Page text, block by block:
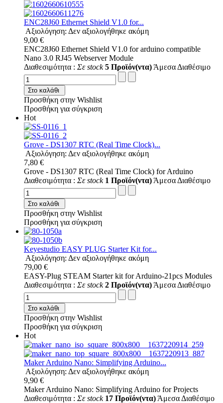
ENC28J60 Ethernet Shield V1.0 for...
Αξιολόγηση: Δεν αξιολογήθηκε ακόμη
9,00 €
ENC28J60 Ethernet Shield V1.0 for arduino compatible
Nano 3.0 RJ45 Webserver Module
Διαθεσιμότητα : Σε stock 5 Προϊόν(ντα) Άμεσα Διαθέσιμο
Στο καλάθι
Προσθήκη στην Wishlist
Προσθήκη για σύγκριση
Hot
Grove - DS1307 RTC (Real Time Clock)...
Αξιολόγηση: Δεν αξιολογήθηκε ακόμη
7,80 €
Grove - DS1307 RTC (Real Time Clock) for Arduino
Διαθεσιμότητα : Σε stock 1 Προϊόν(ντα) Άμεσα Διαθέσιμο
Στο καλάθι
Προσθήκη στην Wishlist
Προσθήκη για σύγκριση
Keyestudio EASY PLUG Starter Kit for...
Αξιολόγηση: Δεν αξιολογήθηκε ακόμη
79,00 €
ΕASY-Plug STEAM Starter kit for Arduino-21pcs Modules
Διαθεσιμότητα : Σε stock 2 Προϊόν(ντα) Άμεσα Διαθέσιμο
Στο καλάθι
Προσθήκη στην Wishlist
Προσθήκη για σύγκριση
Hot
Maker Arduino Nano: Simplifying Arduino...
Αξιολόγηση: Δεν αξιολογήθηκε ακόμη
9,90 €
Maker Arduino Nano: Simplifying Arduino for Projects
Διαθεσιμότητα : Σε stock 17 Προϊόν(ντα) Άμεσα Διαθέσιμο